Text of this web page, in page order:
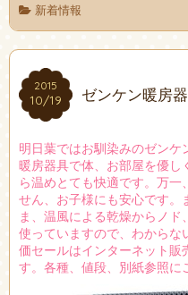
新着情報
2015
10/19
2015
10/19 ゼンケン暖房
明日葉ではお馴染みのゼン
暖房器具で体、お部屋を優
ら温めとても快適です。万
せん、お子様にも安心です。
ま、温風による乾燥からノ
使っていますので、わから
価セールはインターネット販
す。各種、値段、別紙参照に